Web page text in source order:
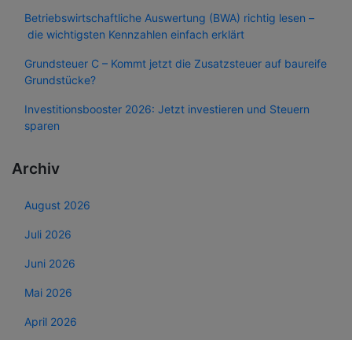
Betriebswirtschaftliche Auswertung (BWA) richtig lesen –
die wichtigsten Kennzahlen einfach erklärt
Grundsteuer C – Kommt jetzt die Zusatzsteuer auf baureife
Grundstücke?
Investitionsbooster 2026: Jetzt investieren und Steuern
sparen
Archiv
August 2026
Juli 2026
Juni 2026
Mai 2026
April 2026